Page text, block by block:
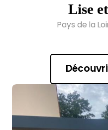
Lise
Pays de la